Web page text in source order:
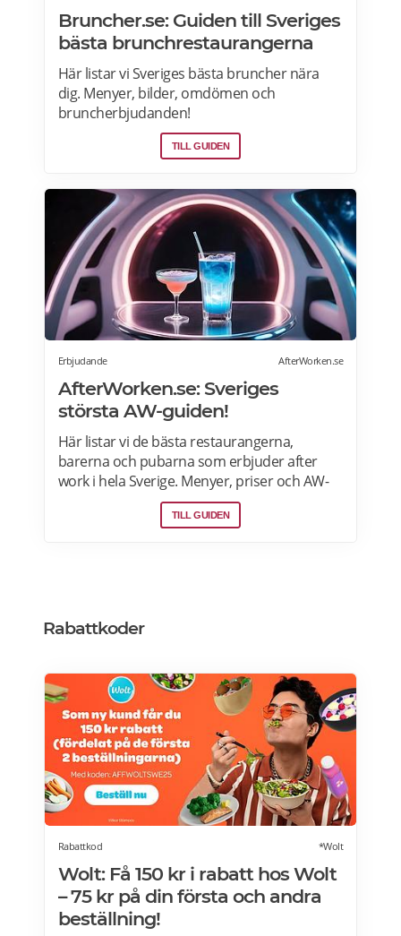
Bruncher.se: Guiden till Sveriges
bästa brunchrestaurangerna
Här listar vi Sveriges bästa bruncher nära
dig. Menyer, bilder, omdömen och
bruncherbjudanden!
TILL GUIDEN
Erbjudande AfterWorken.se
AfterWorken.se: Sveriges
största AW-guiden!
Här listar vi de bästa restaurangerna,
barerna och pubarna som erbjuder after
work i hela Sverige. Menyer, priser och AW-
TILL GUIDEN
Rabattkoder
Rabattkod *Wolt
Wolt: Få 150 kr i rabatt hos Wolt
– 75 kr på din första och andra
beställning!